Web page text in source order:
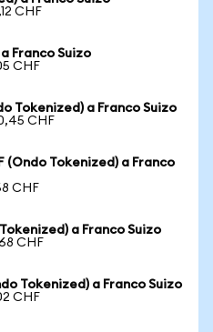
CHF
Franco Suizo
CHF
Tokenized) a Franco Suizo
CHF
(Ondo Tokenized) a Franco
CHF
a Franco Suizo
CHF
Tokenized) a Franco Suizo
CHF